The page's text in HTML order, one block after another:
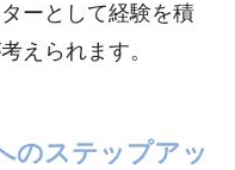
ーとして経験を積
えられます。
のステップアッ